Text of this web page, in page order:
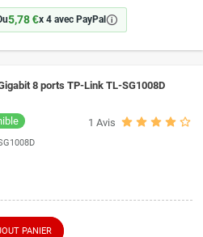
5,78 €x 4 avec PayPal 🛈
8 ports TP-Link TL-SG1008D
1 Avis
PANIER